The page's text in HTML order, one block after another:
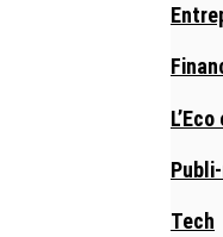
L’Eco
Tech